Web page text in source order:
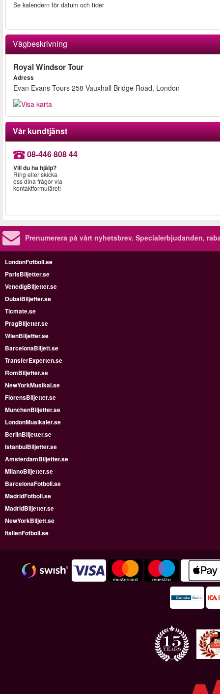
Se kalendern för datum och tider
Vägbeskrivning
Royal Windsor Tour
Adress
Evan Evans Tours 258 Vauxhall Bridge Road, London
Vår kundtjänst
08-446 808 44
Vill du ha hjälp?
Ring eller skicka
oss dina frågor via
kontaktformuläret!
Prenumerera på vårt nyhetsbrev. Specialerbjudanden,
LondonFotboll.se
ParisBiljetter.se
VenedigBiljetter.se
DubaiBiljetter.se
Ticmate.se
PragBiljetter.se
WienBiljetter.se
BarcelonaBiljett.se
TransferExperten.se
RomBiljetter.se
NewYorkMusikal.se
FlorensBiljetter.se
MunchenBiljetter.se
LondonMusikaler.se
BerlinBiljetter.se
IstanbulBiljetter.se
AmsterdamBiljetter.se
MilanoBiljetter.se
BarcelonaFotboll.se
MadridFotboll.se
MadridBiljetter.se
NewYorkBiljett.se
ItalienFotboll.se